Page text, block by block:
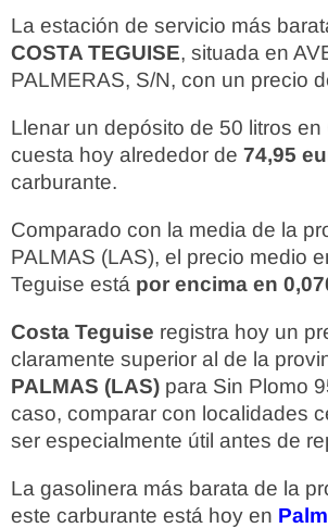
La estación de servicio más
COSTA TEGUISE, situada en
PALMERAS, S/N, con un precio
Llenar un depósito de 50 litros en
cuesta hoy alrededor de 74,95
carburante.
Comparado con la media de la
PALMAS (LAS), el precio medio
Teguise está por encima en
Costa Teguise registra hoy un
claramente superior al de la
PALMAS (LAS) para Sin Plomo
caso, comparar con localidades
ser especialmente útil antes de
La gasolinera más barata de la
este carburante está hoy en